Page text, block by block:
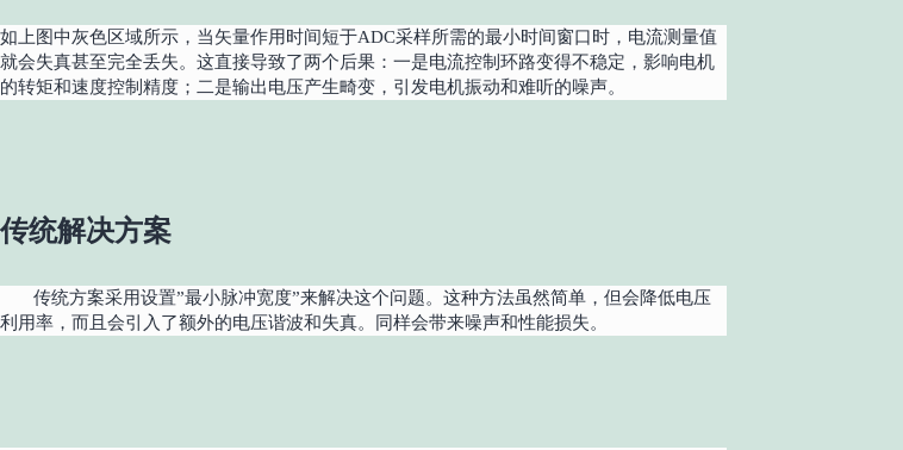
如上图中灰色区域所示，当矢量作用时间短于ADC采样所需的最小时间窗口时，电流测量值
就会失真甚至完全丢失。这直接导致了两个后果：一是电流控制环路变得不稳定，影响电机
的转矩和速度控制精度；二是输出电压产生畸变，引发电机振动和难听的噪声。
传统解决方案
传统方案采用设置”最小脉冲宽度”来解决这个问题。这种方法虽然简单，但会降低电压
利用率，而且会引入了额外的电压谐波和失真。同样会带来噪声和性能损失。